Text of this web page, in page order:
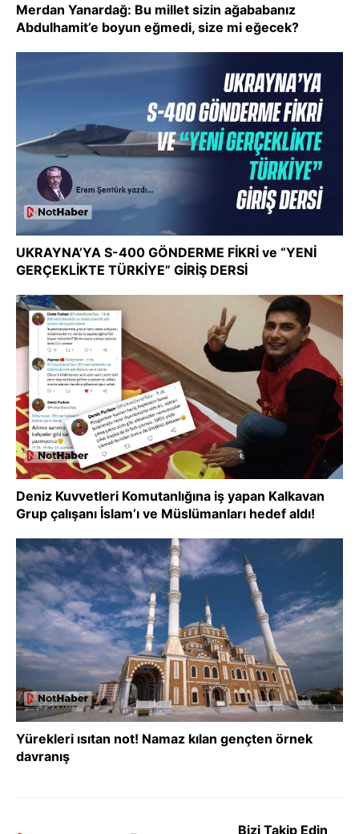
Merdan Yanardağ: Bu millet sizin ağababanız
Abdulhamit’e boyun eğmedi, size mi eğecek?
UKRAYNA’YA S-400 GÖNDERME FİKRİ ve “YENİ
GERÇEKLİKTE TÜRKİYE” GİRİŞ DERSİ
Deniz Kuvvetleri Komutanlığına iş yapan Kalkavan
Grup çalışanı İslam’ı ve Müslümanları hedef aldı!
Yürekleri ısıtan not! Namaz kılan gençten örnek
davranış
Bizi Takip Edin